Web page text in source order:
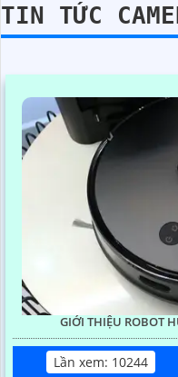
TIN TỨC
GIỚI THIỆU ROBOT
Lần xem: 10244